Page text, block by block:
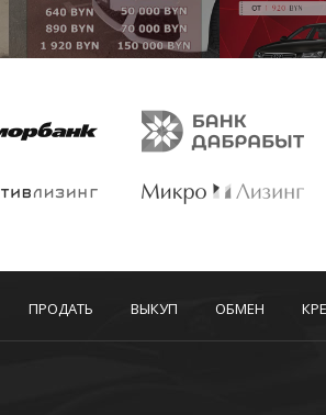
ПРОДАТЬ ВЫКУП ОБМЕН